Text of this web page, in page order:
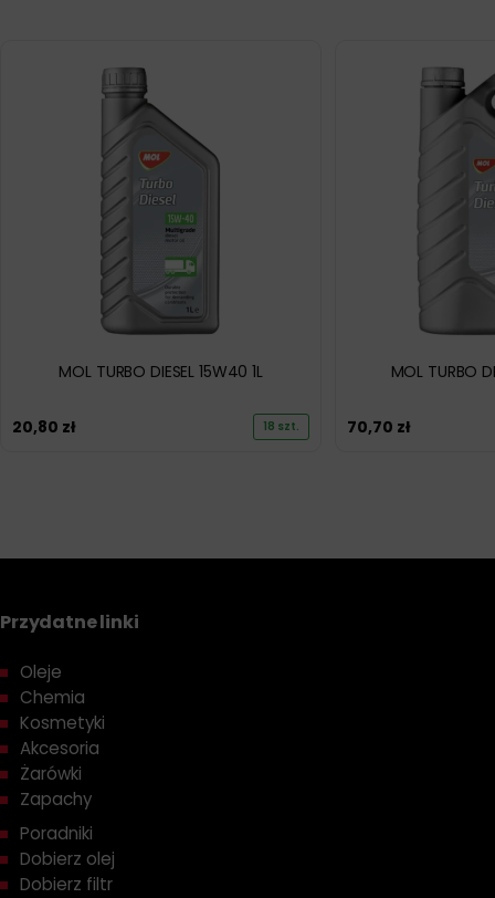
MOL TURBO DIESEL 15W40 1L
20,80 zł 18 szt.
MOL TURBO
70,70 zł
Przydatne linki
Oleje
Chemia
Kosmetyki
Akcesoria
Żarówki
Zapachy
Poradniki
Dobierz olej
Dobierz filtr